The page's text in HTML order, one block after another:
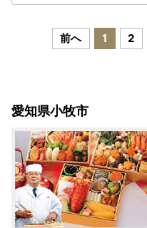
前へ 1 2
愛知県小牧市